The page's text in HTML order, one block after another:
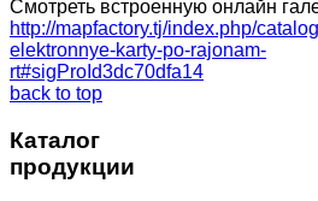
Смотреть встроенную онлайн
http://mapfactory.tj/index.php/
elektronnye-karty-po-rajonam-
rt#sigProId3dc70dfa14
back to top
Каталог
продукции